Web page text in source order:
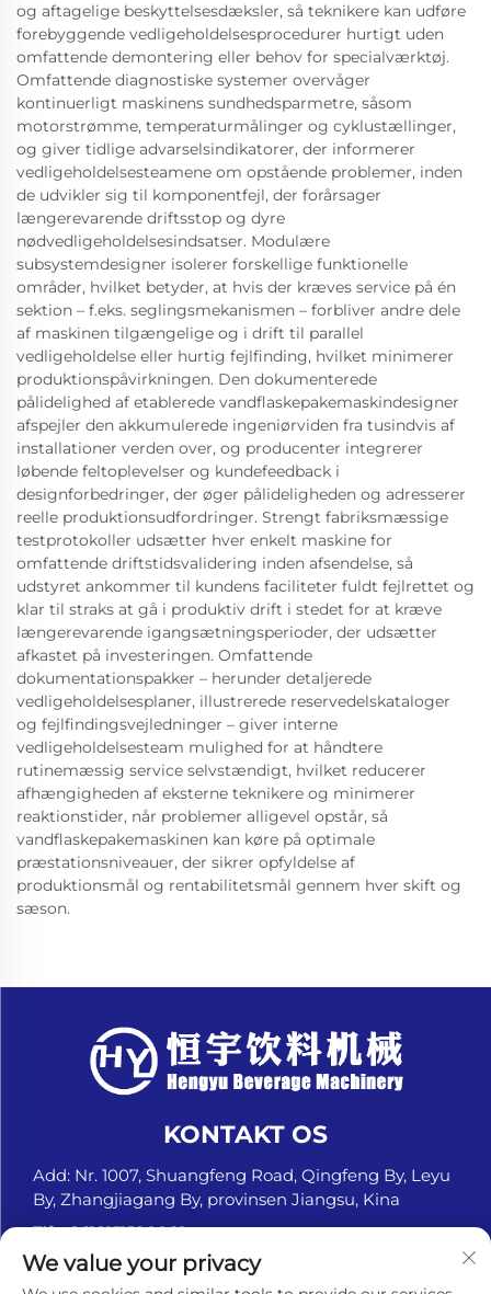
og aftagelige beskyttelsesdæksler, så teknikere kan udføre
forebyggende vedligeholdelsesprocedurer hurtigt uden
omfattende demontering eller behov for specialværktøj.
Omfattende diagnostiske systemer overvåger
kontinuerligt maskinens sundhedsparmetre, såsom
motorstrømme, temperaturmålinger og cyklustællinger,
og giver tidlige advarselsindikatorer, der informerer
vedligeholdelsesteamene om opstående problemer, inden
de udvikler sig til komponentfejl, der forårsager
længerevarende driftsstop og dyre
nødvedligeholdelsesindsatser. Modulære
subsystemdesigner isolerer forskellige funktionelle
områder, hvilket betyder, at hvis der kræves service på én
sektion – f.eks. seglingsmekanismen – forbliver andre dele
af maskinen tilgængelige og i drift til parallel
vedligeholdelse eller hurtig fejlfinding, hvilket minimerer
produktionspåvirkningen. Den dokumenterede
pålidelighed af etablerede vandflaskepakemaskindesigner
afspejler den akkumulerede ingeniørviden fra tusindvis af
installationer verden over, og producenter integrerer
løbende feltoplevelser og kundefeedback i
designforbedringer, der øger pålideligheden og adresserer
reelle produktionsudfordringer. Strengt fabriksmæssige
testprotokoller udsætter hver enkelt maskine for
omfattende driftstidsvalidering inden afsendelse, så
udstyret ankommer til kundens faciliteter fuldt fejlrettet og
klar til straks at gå i produktiv drift i stedet for at kræve
længerevarende igangsætningsperioder, der udsætter
afkastet på investeringen. Omfattende
dokumentationspakker – herunder detaljerede
vedligeholdelsesplaner, illustrerede reservedelskataloger
og fejlfindingsvejledninger – giver interne
vedligeholdelsesteam mulighed for at håndtere
rutinemæssig service selvstændigt, hvilket reducerer
afhængigheden af eksterne teknikere og minimerer
reaktionstider, når problemer alligevel opstår, så
vandflaskepakemaskinen kan køre på optimale
præstationsniveauer, der sikrer opfyldelse af
produktionsmål og rentabilitetsmål gennem hver skift og
sæson.
KONTAKT OS
Add: Nr. 1007, Shuangfeng Road, Qingfeng By, Leyu
By, Zhangjiagang By, provinsen Jiangsu, Kina
Tlf.:+8618151580069
E-mail: [email protected]
We value your privacy